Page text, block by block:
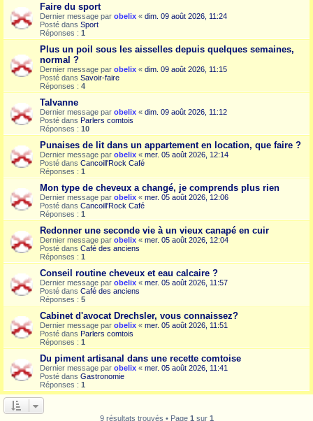
r
Faire du sport
Dernier message par obelix « dim. 09 août 2026, 11:24
Posté dans Sport
Réponses : 1
Plus un poil sous les aisselles depuis quelques semaines,
normal ?
Dernier message par obelix « dim. 09 août 2026, 11:15
Posté dans Savoir-faire
Réponses : 4
Talvanne
Dernier message par obelix « dim. 09 août 2026, 11:12
Posté dans Parlers comtois
Réponses : 10
Punaises de lit dans un appartement en location, que faire ?
Dernier message par obelix « mer. 05 août 2026, 12:14
Posté dans Cancoill'Rock Café
Réponses : 1
Mon type de cheveux a changé, je comprends plus rien
Dernier message par obelix « mer. 05 août 2026, 12:06
Posté dans Cancoill'Rock Café
Réponses : 1
Redonner une seconde vie à un vieux canapé en cuir
Dernier message par obelix « mer. 05 août 2026, 12:04
Posté dans Café des anciens
Réponses : 1
Conseil routine cheveux et eau calcaire ?
Dernier message par obelix « mer. 05 août 2026, 11:57
Posté dans Café des anciens
Réponses : 5
Cabinet d'avocat Drechsler, vous connaissez?
Dernier message par obelix « mer. 05 août 2026, 11:51
Posté dans Parlers comtois
Réponses : 1
Du piment artisanal dans une recette comtoise
Dernier message par obelix « mer. 05 août 2026, 11:41
Posté dans Gastronomie
Réponses : 1
9 résultats trouvés • Page 1 sur 1